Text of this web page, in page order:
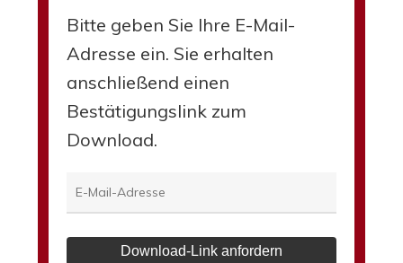
Bitte geben Sie Ihre E-Mail-
Adresse ein. Sie erhalten
anschließend einen
Bestätigungslink zum
Download.
Download-Link anfordern